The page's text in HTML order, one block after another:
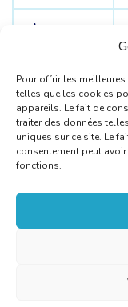
Pour offrir les
telles que les cookies
appareils. Le fait de
traiter des données
uniques sur ce site. Le
consentement peut
fonctions.
Langues